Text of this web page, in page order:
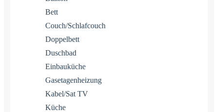
Bett
Couch/Schlafcouch
Doppelbett
Duschbad
Einbauküche
Gasetagenheizung
Kabel/Sat TV
Küche